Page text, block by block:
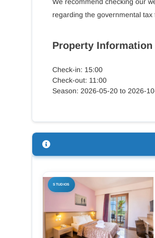
regarding the governmental
Property Information
Check-in: 15:00
Check-out: 11:00
Season: 2026-05-20 to 2026-
STUDIOS